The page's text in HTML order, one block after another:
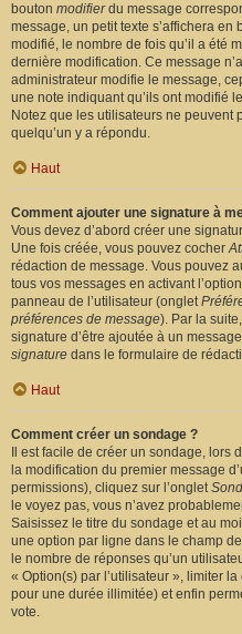
bouton modifierdu message
message, un petit texte s’affichera en
modifié, le nombre de fois qu’il a été
dernière modification. Ce message
administrateur modifie le message,
une note indiquant qu’ils ont modifié
Notez que les utilisateurs ne peuvent
quelqu’un y a répondu.
Haut
Comment ajouter une signature à
Vous devez d’abord créer une
Une fois créée, vous pouvez cocher
rédaction de message. Vous pouvez
tous vos messages en activant
panneau de l’utilisateur (onglet
préférences de message). Par la
signature d’être ajoutée à un
signature dans le formulaire de
Haut
Comment créer un sondage ?
Il est facile de créer un sondage, lors
la modification du premier message
permissions), cliquez sur l’onglet
le voyez pas, vous n’avez
Saisissez le titre du sondage et au
une option par ligne dans le champ
le nombre de réponses qu’un
« Option(s) par l’utilisateur », limiter
pour une durée illimitée) et enfin
vote.